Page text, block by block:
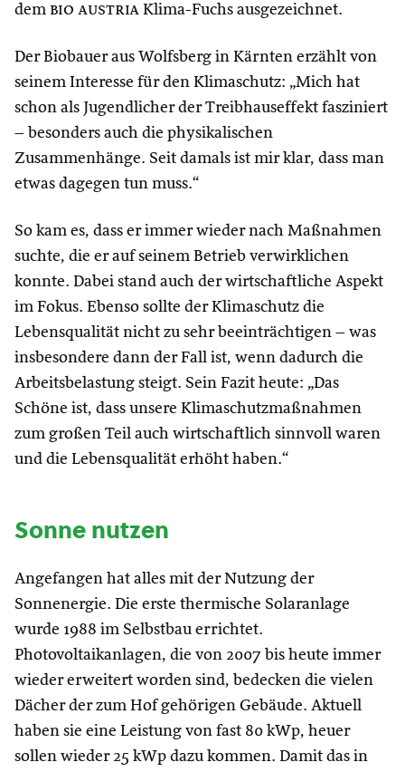
dem bio austria Klima-Fuchs ausgezeichnet.
Der Biobauer aus Wolfsberg in Kärnten erzählt von
seinem Interesse für den Klimaschutz: „Mich hat
schon als Jugendlicher der Treibhauseffekt fasziniert
– besonders auch die physikalischen
Zusammenhänge. Seit damals ist mir klar, dass man
etwas dagegen tun muss.“
So kam es, dass er immer wieder nach Maßnahmen
suchte, die er auf seinem Betrieb verwirklichen
konnte. Dabei stand auch der wirtschaftliche Aspekt
im Fokus. Ebenso sollte der Klimaschutz die
Lebensqualität nicht zu sehr beeinträchtigen – was
insbesondere dann der Fall ist, wenn dadurch die
Arbeitsbelastung steigt. Sein Fazit heute: „Das
Schöne ist, dass unsere Klimaschutzmaßnahmen
zum großen Teil auch wirtschaftlich sinnvoll waren
und die Lebensqualität erhöht haben.“
Sonne nutzen
Angefangen hat alles mit der Nutzung der
Sonnenergie. Die erste thermische Solaranlage
wurde 1988 im Selbstbau errichtet.
Photovoltaikanlagen, die von 2007 bis heute immer
wieder erweitert worden sind, bedecken die vielen
Dächer der zum Hof gehörigen Gebäude. Aktuell
haben sie eine Leistung von fast 80 kWp, heuer
sollen wieder 25 kWp dazu kommen. Damit das in